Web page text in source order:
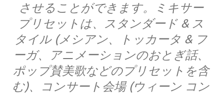
させることができます。ミキサー
プリセットは、スタンダード & ス
タイル (メシアン、トッカータ & フ
ーガ、アニメーションのおとぎ話、
ポップ賛美歌などのプリセットを含
む)、コンサート会場 (ウィーン コン